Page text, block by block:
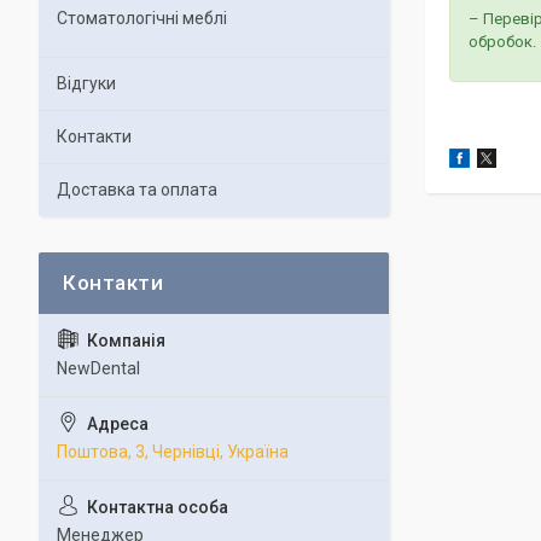
–
обробок.
Стоматологічні меблі
Відгуки
Контакти
Доставка та оплата
NewDental
Поштова, 3, Чернівці, Україна
Менеджер